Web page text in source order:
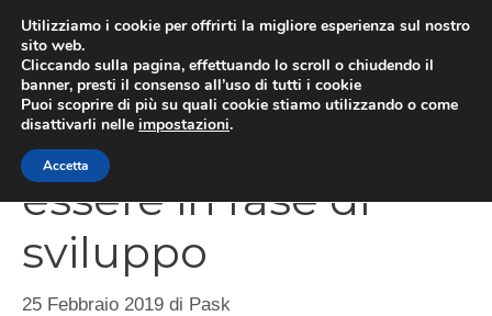
contenuto
Bully 2 potrebbe già
essere in fase di
sviluppo
25 Febbraio 2019 di Pask
Utilizziamo i cookie per offrirti la migliore esperienza sul nostro
sito web.
Cliccando sulla pagina, effettuando lo scroll o chiudendo il
banner, presti il consenso all’uso di tutti i cookie
Puoi scoprire di più su quali cookie stiamo utilizzando o come
disattivarli nelle impostazioni.
Accetta